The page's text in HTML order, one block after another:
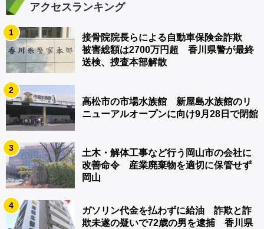
アクセスランキング
1
接骨院院長らによる自動車保険金詐欺
被害総額は2700万円超 香川県警が最終
送検、捜査本部解散
2
高松市の市場水族館 新屋島水族館のリ
ニューアルオープンに向け9月28日で閉館
3
土木・解体工事など行う岡山市の会社に
改善命令 産業廃棄物を適切に保管せず
岡山
4
ガソリン代金を払わずに給油 詐欺と詐
欺未遂の疑いで72歳の男を逮捕 香川県